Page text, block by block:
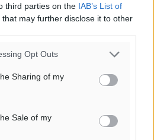
third parties on the IAB’s List of
that may further disclose it to other
Opt Outs
Sharing of my
Sale of my
ειδήσεων
από 129.000 επιβάτες